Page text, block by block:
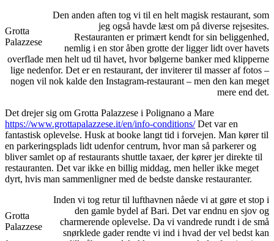
Grotta
Palazzese
Den anden aften tog vi til en helt magisk restaurant, som
jeg også havde læst om på diverse rejsesites.
Restauranten er primært kendt for sin beliggenhed,
nemlig i en stor åben grotte der ligger lidt over havets
overflade men helt ud til havet, hvor bølgerne banker med klipperne
lige nedenfor. Det er en restaurant, der inviterer til masser af fotos –
nogen vil nok kalde den Instagram-restaurant – men den kan meget
mere end det.
Det drejer sig om Grotta Palazzese i Polignano a Mare
https://www.grottapalazzese.it/en/info-conditions/Det var en
fantastisk oplevelse. Husk at booke langt tid i forvejen. Man kører til
en parkeringsplads lidt udenfor centrum, hvor man så parkerer og
bliver samlet op af restaurants shuttle taxaer, der kører jer direkte til
restauranten. Det var ikke en billig middag, men heller ikke meget
dyrt, hvis man sammenligner med de bedste danske restauranter.
Grotta
Palazzese
Inden vi tog retur til lufthavnen nåede vi at gøre et stop i
den gamle bydel af Bari. Det var endnu en sjov og
charmerende oplevelse. Da vi vandrede rundt i de små
snørklede gader rendte vi ind i hvad der vel bedst kan